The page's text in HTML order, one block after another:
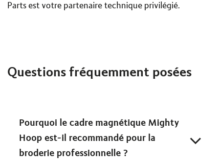
Parts est votre partenaire technique privilégié.
Questions fréquemment posées
Pourquoi le cadre magnétique Mighty
Hoop est-il recommandé pour la
broderie professionnelle ?